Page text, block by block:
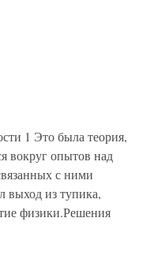
1 Это была теория,
вокруг опытов над
с ними
выход из тупика,
физики.Решения